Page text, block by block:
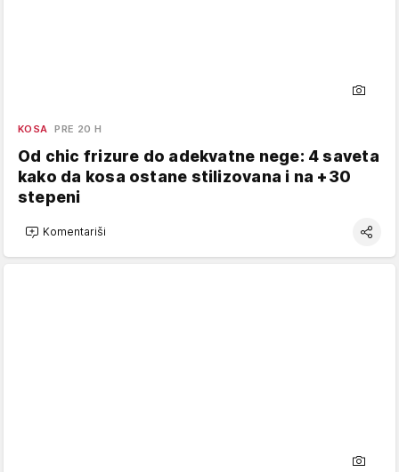
KOSA PRE 20 H
Od chic frizure do adekvatne nege: 4 saveta
kako da kosa ostane stilizovana i na +30
stepeni
Komentariši